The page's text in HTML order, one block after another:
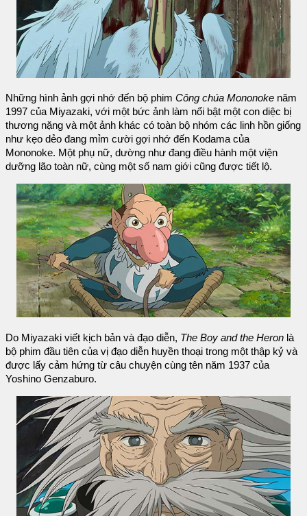
Những hình ảnh gợi nhớ đến bộ phim Công chúa Mononoke năm
1997 của Miyazaki, với một bức ảnh làm nổi bật một con diệc bị
thương nặng và một ảnh khác có toàn bộ nhóm các linh hồn giống
như kẹo dẻo đang mỉm cười gợi nhớ đến Kodama của
Mononoke. Một phụ nữ, dường như đang điều hành một viện
dưỡng lão toàn nữ, cùng một số nam giới cũng được tiết lộ.
Do Miyazaki viết kịch bản và đạo diễn, The Boy and the Heron là
bộ phim đầu tiên của vị đạo diễn huyền thoại trong một thập kỷ và
được lấy cảm hứng từ câu chuyện cùng tên năm 1937 của
Yoshino Genzaburo.